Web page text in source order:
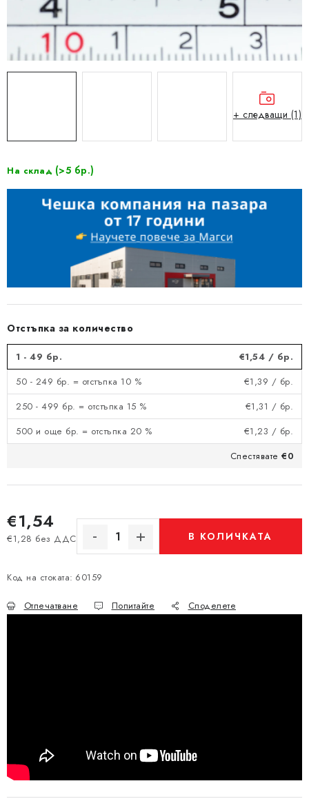
На склад (>5 бр.)
Отстъпка за количество
1 - 49 бр. €1,54 / бр.
50 - 249 бр. = отстъпка 10 %
€1,39 / бр.
250 - 499 бр. = отстъпка 15 %
€1,31 / бр.
500 и още бр. = отстъпка 20 %
€1,23 / бр.
Спестявате €0
€1,54
€1,28 без ДДС
Измерване на цената:
В КОЛИЧКАТА
Код на стоката: 60159
Отпечатване Попитайте Споделете
+ следващи (1)